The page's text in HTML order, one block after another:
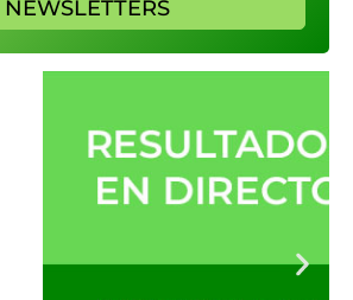
NEWSLETTERS